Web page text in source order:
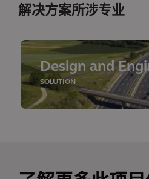
解决方案所涉专业
Design and
SOLUTION